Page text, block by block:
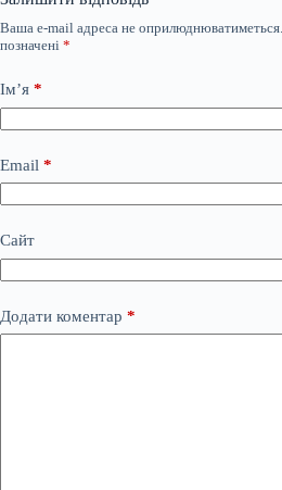
Ваша e-mail адреса не оприлюднюватиметься.
позначені *
Ім’я *
Email *
Сайт
Додати коментар *